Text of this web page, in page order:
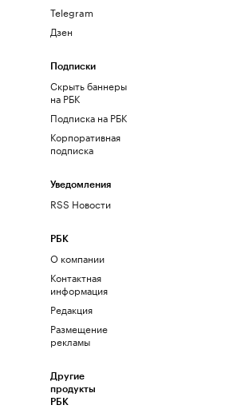
Telegram
Дзен
Подписки
Скрыть баннеры
на РБК
Подписка на РБК
Корпоративная
подписка
Уведомления
RSS Новости
РБК
О компании
Контактная
информация
Редакция
Размещение
рекламы
Другие
продукты
РБК